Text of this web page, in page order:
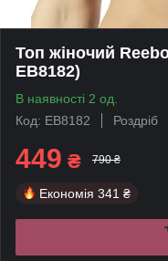
Топ жіночий
EB8182)
В наявності 2 од.
Код: EB8182
Роздріб
449 ₴ 790 ₴
Економія 341 ₴